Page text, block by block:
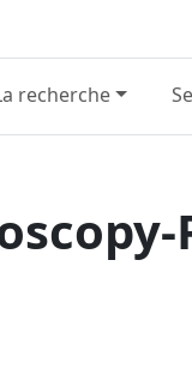
recherche